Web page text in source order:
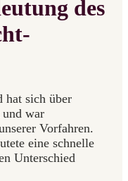
des
hat sich über
war
Vorfahren.
eine schnelle
Unterschied